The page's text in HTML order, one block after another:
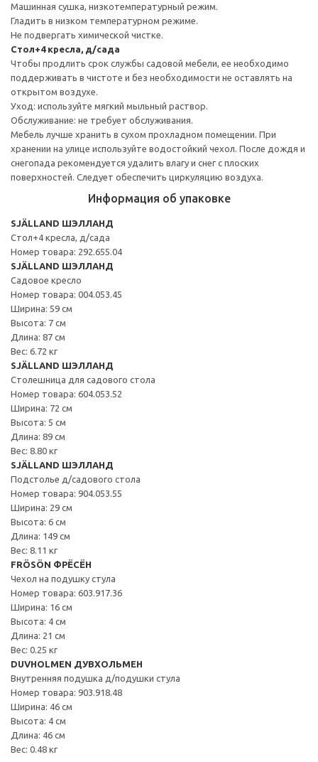
Машинная сушка, низкотемпературный режим.
Гладить в низком температурном режиме.
Не подвергать химической чистке.
Стол+4 кресла, д/сада
Чтобы продлить срок службы садовой мебели, ее необходимо
поддерживать в чистоте и без необходимости не оставлять на
открытом воздухе.
Уход: используйте мягкий мыльный раствор.
Обслуживание: не требует обслуживания.
Мебель лучше хранить в сухом прохладном помещении. При
хранении на улице используйте водостойкий чехол. После дождя и
снегопада рекомендуется удалить влагу и снег с плоских
поверхностей. Следует обеспечить циркуляцию воздуха.
Информация об упаковке
SJÄLLAND ШЭЛЛАНД
Стол+4 кресла, д/сада
Номер товара: 292.655.04
SJÄLLAND ШЭЛЛАНД
Садовое кресло
Номер товара: 004.053.45
Ширина: 59 см
Высота: 7 см
Длина: 87 см
Вес: 6.72 кг
SJÄLLAND ШЭЛЛАНД
Столешница для садового стола
Номер товара: 604.053.52
Ширина: 72 см
Высота: 5 см
Длина: 89 см
Вес: 8.80 кг
SJÄLLAND ШЭЛЛАНД
Подстолье д/садового стола
Номер товара: 904.053.55
Ширина: 29 см
Высота: 6 см
Длина: 149 см
Вес: 8.11 кг
FRÖSÖN ФРЁСЁН
Чехол на подушку стула
Номер товара: 603.917.36
Ширина: 16 см
Высота: 4 см
Длина: 21 см
Вес: 0.25 кг
DUVHOLMEN ДУВХОЛЬМЕН
Внутренняя подушка д/подушки стула
Номер товара: 903.918.48
Ширина: 46 см
Высота: 4 см
Длина: 46 см
Вес: 0.48 кг